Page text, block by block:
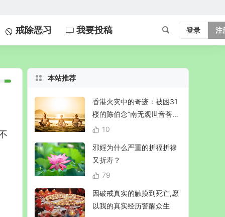
戒除恶习 我要投稿 登录 注
本站推荐
香港火灾中的奇迹：被困31
楼的陈伯念“南无观世音菩
萨”20小时奇迹生还！
10
邪婬为什么严重的折福折禄
又折寿？
79
因破戒真实的触摸到死亡,愿
以我的真实经历警醒众生